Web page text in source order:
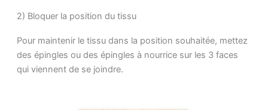
2) Bloquer la position du tissu
Pour maintenir le tissu dans la position souhaitée, mettez
des épingles ou des épingles à nourrice sur les 3 faces
qui viennent de se joindre.